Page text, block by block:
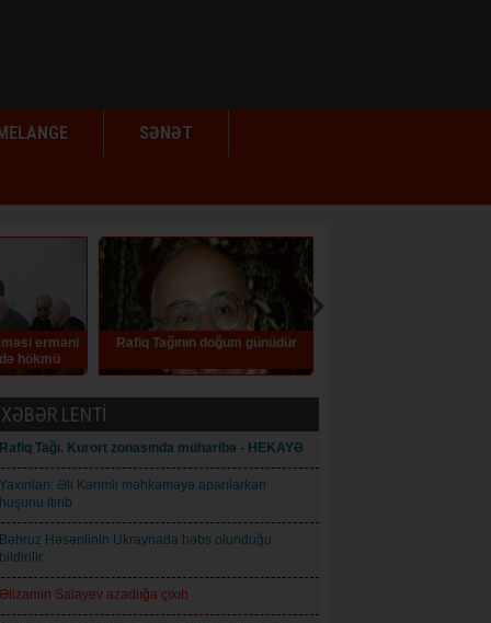
SƏNƏT
Rafiq Tağının doğum günüdür Elm siyasətinə zidd addımlar
XƏBƏR LENTİ
Rafiq Tağı. Kurort zonasında müharibə - HEKAYƏ
Yaxınları: Əli Kərimli məhkəməyə aparılarkən
huşunu itirib
Bəhruz Həsənlinin Ukraynada həbs olunduğu
bildirilir
Əlizamin Salayev azadlığa çıxıb